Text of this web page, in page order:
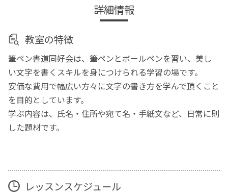
詳細情報
教室の特徴
筆ペン書道同好会は、筆ペンとボールペンを習い、美し
い文字を書くスキルを身につけられる学習の場です。
安価な費用で幅広い方々に文字の書き方を学んで頂くこと
を目的としています。
学ぶ内容は、氏名・住所や宛て名・手紙文など、日常に則
した題材です。
レッスンスケジュール